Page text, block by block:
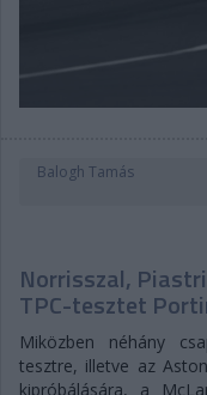
Balogh Tamás
Norrisszal,
TPC-tesztet
Miközben néhány
tesztre, illetve az
kipróbálására, a